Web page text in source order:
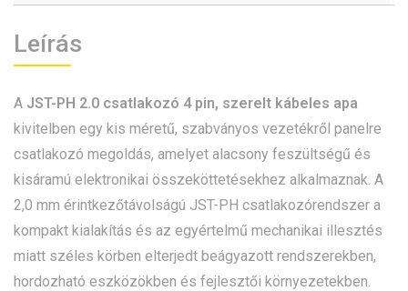
Leírás
A JST-PH 2.0 csatlakozó 4 pin, szerelt kábeles apa
kivitelben egy kis méretű, szabványos vezetékről panelre
csatlakozó megoldás, amelyet alacsony feszültségű és
kisáramú elektronikai összeköttetésekhez alkalmaznak. A
2,0 mm érintkezőtávolságú JST-PH csatlakozórendszer a
kompakt kialakítás és az egyértelmű mechanikai illesztés
miatt széles körben elterjedt beágyazott rendszerekben,
hordozható eszközökben és fejlesztői környezetekben.